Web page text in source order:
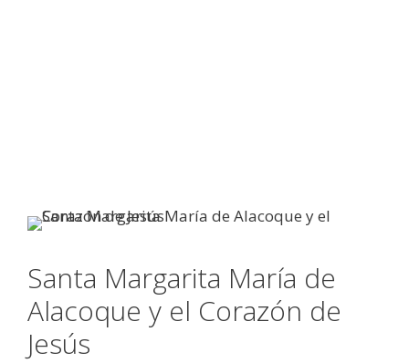
Santa Margarita María de
Alacoque y el Corazón de
Jesús